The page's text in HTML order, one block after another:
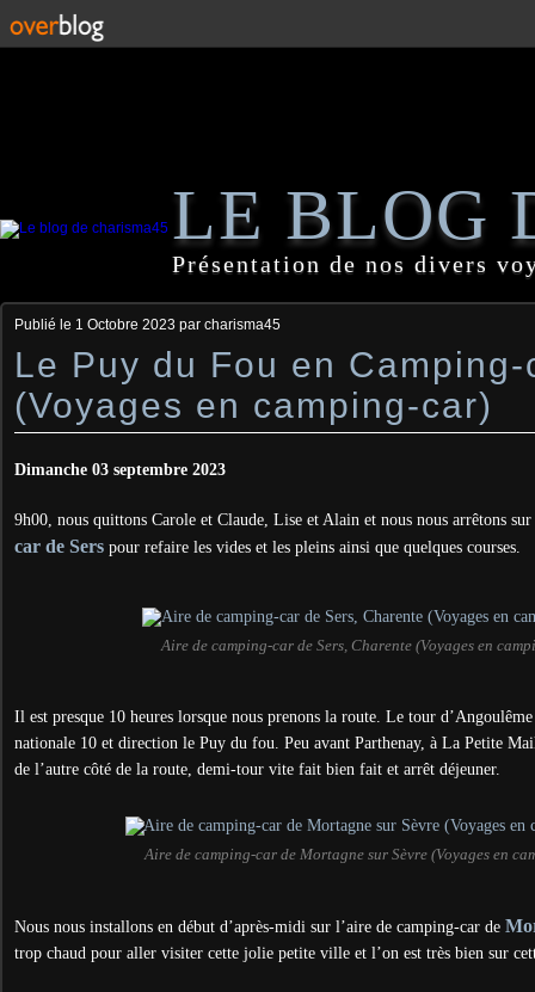
LE BLOG
Présentation de nos divers
Publié le 1 Octobre 2023 par charisma45
Le Puy du Fou en Camping-
(Voyages en camping-car)
Dimanche 03 septembre 2023
9h00, nous quittons Carole et Claude, Lise et Alain et nous nous arrêtons
car de Sers pour refaire les vides et les pleins ainsi que quelques courses.
Aire de camping-car de Sers, Charente (Voyages en
Il est presque 10 heures lorsque nous prenons la route. Le tour
nationale 10 et direction le Puy du fou. Peu avant Parthenay, à La Petite
de l’autre côté de la route, demi-tour vite fait bien fait et arrêt déjeuner.
Aire de camping-car de Mortagne sur Sèvre (Voyages en
Nous nous installons en début d’après-midi sur l’aire de camping-car de
trop chaud pour aller visiter cette jolie petite ville et l’on est très bien sur